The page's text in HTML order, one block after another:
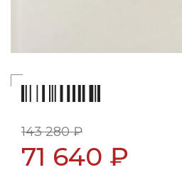
143 280 ₽
71 640 ₽